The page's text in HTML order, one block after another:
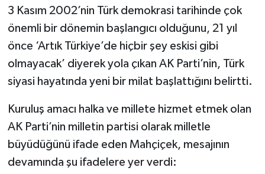
3 Kasım 2002’nin Türk demokrasi tarihinde çok
önemli bir dönemin başlangıcı olduğunu, 21 yıl
önce ‘Artık Türkiye’de hiçbir şey eskisi gibi
olmayacak’ diyerek yola çıkan AK Parti’nin, Türk
siyasi hayatında yeni bir milat başlattığını belirtti.
Kuruluş amacı halka ve millete hizmet etmek olan
AK Parti’nin milletin partisi olarak milletle
büyüdüğünü ifade eden Mahçiçek, mesajının
devamında şu ifadelere yer verdi: